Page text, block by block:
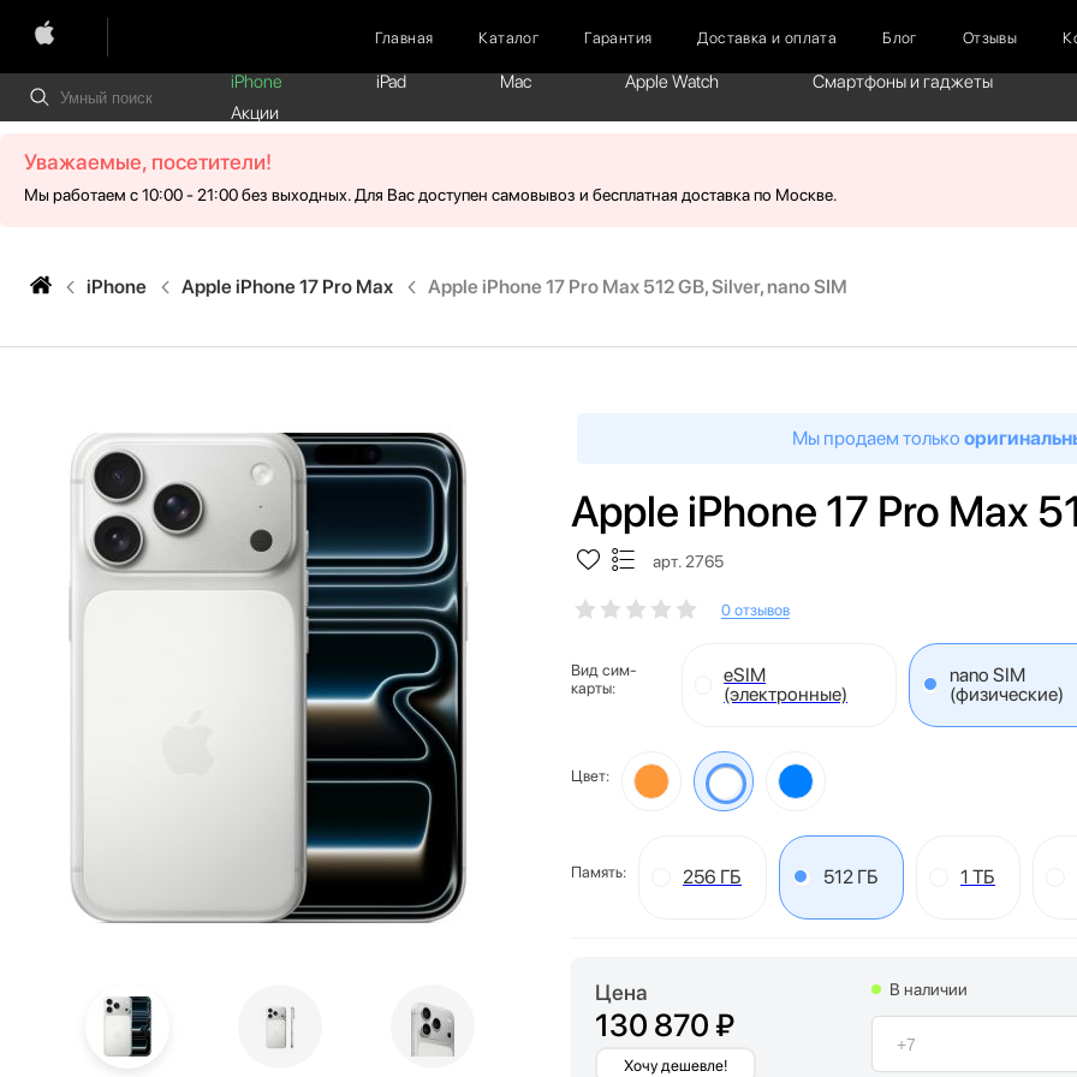
Главная Каталог Гарантия Доставка и оплата Блог Отзывы
iPhone iPad Mac Apple Watch
Смартфоны и гаджеты
Акции
Уважаемые, посетители!
Мы работаем с 10:00 - 21:00 без выходных. Для Вас доступен самовывоз и бесплатная доставка по Москве.
iPhone Apple iPhone 17 Pro Max Apple iPhone 17 Pro Max 512 GB, Silver, nano SIM
Мы продаем только
Apple iPhone 17 Pro Max
арт. 2765
0 отзывов
Вид сим-
карты:
eSIM
(электронные)
nano SIM
(физические)
Цвет:
Память: 256 ГБ 512 ГБ 1 ТБ
Цена
130 870 ₽
Хочу дешевле!
В наличии